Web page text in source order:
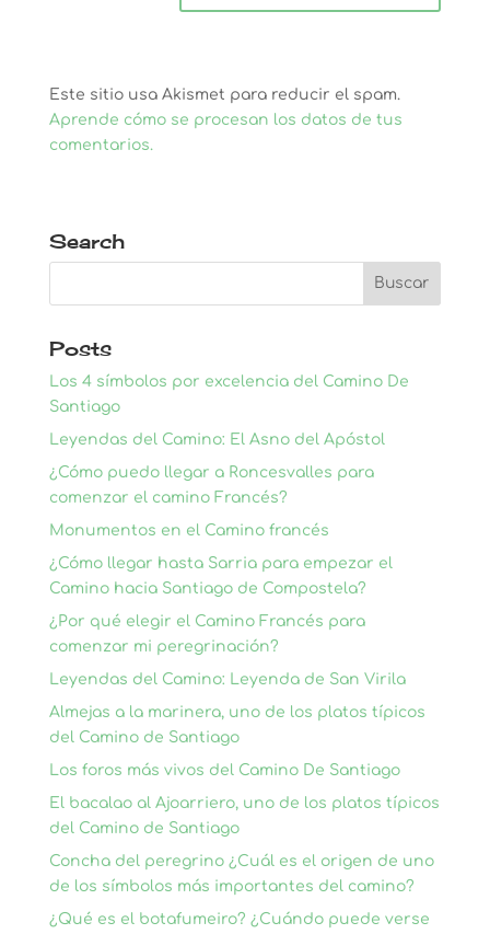
Este sitio usa Akismet para reducir el spam.
Aprende cómo se procesan los datos de tus
comentarios.
Search
Posts
Los 4 símbolos por excelencia del Camino De
Santiago
Leyendas del Camino: El Asno del Apóstol
¿Cómo puedo llegar a Roncesvalles para
comenzar el camino Francés?
Monumentos en el Camino francés
¿Cómo llegar hasta Sarria para empezar el
Camino hacia Santiago de Compostela?
¿Por qué elegir el Camino Francés para
comenzar mi peregrinación?
Leyendas del Camino: Leyenda de San Virila
Almejas a la marinera, uno de los platos típicos
del Camino de Santiago
Los foros más vivos del Camino De Santiago
El bacalao al Ajoarriero, uno de los platos típicos
del Camino de Santiago
Concha del peregrino ¿Cuál es el origen de uno
de los símbolos más importantes del camino?
¿Qué es el botafumeiro? ¿Cuándo puede verse